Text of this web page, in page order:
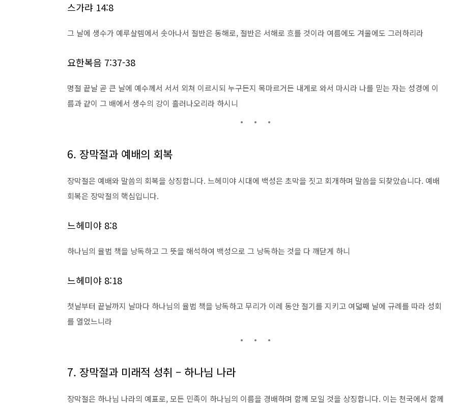
스가랴 14:8
그 날에 생수가 예루살렘에서 솟아나서 절반은 동해로, 절반은 서해로 흐를 것이라 여름에도 겨울에도 그러하리라
요한복음 7:37-38
명절 끝날 곧 큰 날에 예수께서 서서 외쳐 이르시되 누구든지 목마르거든 내게로 와서 마시라 나를 믿는 자는 성경에 이
름과 같이 그 배에서 생수의 강이 흘러나오리라 하시니
6. 장막절과 예배의 회복
장막절은 예배와 말씀의 회복을 상징합니다. 느헤미야 시대에 백성은 초막을 짓고 회개하며 말씀을 되찾았습니다. 예배
회복은 장막절의 핵심입니다.
느헤미야 8:8
하나님의 율법 책을 낭독하고 그 뜻을 해석하여 백성으로 그 낭독하는 것을 다 깨닫게 하니
느헤미야 8:18
첫날부터 끝날까지 날마다 하나님의 율법 책을 낭독하고 무리가 이레 동안 절기를 지키고 여덟째 날에 규례를 따라 성회
를 열었느니라
7. 장막절과 미래적 성취 – 하나님 나라
장막절은 하나님 나라의 예표로, 모든 민족이 하나님의 이름을 경배하며 함께 모일 것을 상징합니다. 이는 천국에서 함께